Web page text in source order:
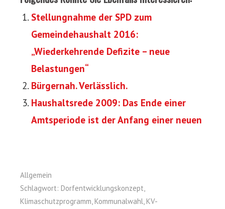
Stellungnahme der SPD zum
Gemeindehaushalt 2016:
„Wiederkehrende Defizite – neue
Belastungen“
Bürgernah. Verlässlich.
Haushaltsrede 2009: Das Ende einer
Amtsperiode ist der Anfang einer neuen
Allgemein
Schlagwort: Dorfentwicklungskonzept,
Klimaschutzprogramm, Kommunalwahl, KV-